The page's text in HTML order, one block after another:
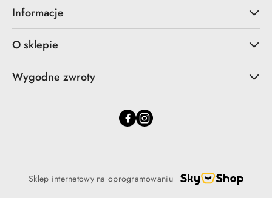
Informacje
O sklepie
Wygodne zwroty
Sklep internetowy na oprogramowaniu